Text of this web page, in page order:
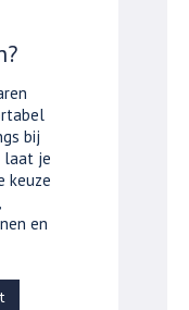
bij
laat je
keuze
en